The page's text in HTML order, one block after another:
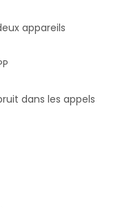
appareils
dans les appels